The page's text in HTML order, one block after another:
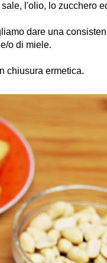
l'olio, lo zucchero
dare una
o di miele.
chiusura ermetica.